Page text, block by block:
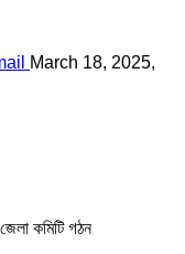
March 18, 2025,
কমিটি গঠন